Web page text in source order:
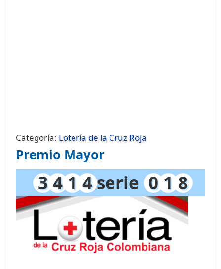
Categoría: Lotería de la Cruz Roja
Premio Mayor
3 4 1 4serie 0 1 8